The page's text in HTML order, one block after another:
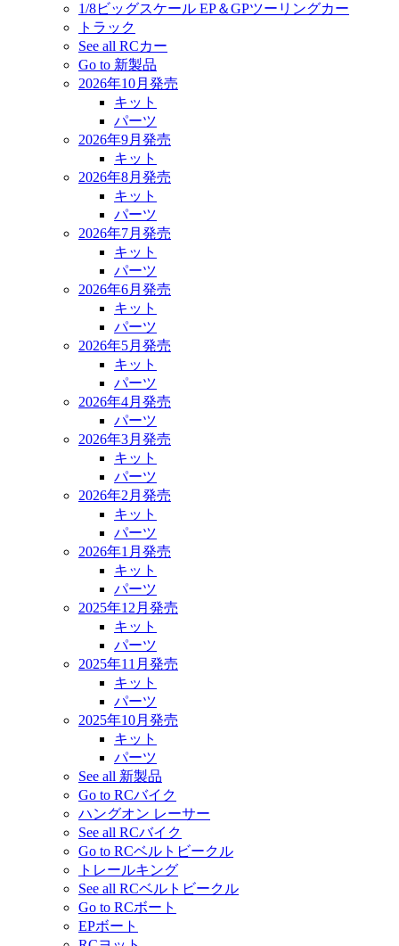
1/8ビッグスケール EP＆GPツーリングカー
トラック
See all RCカー
Go to 新製品
2026年10月発売
キット
パーツ
2026年9月発売
キット
2026年8月発売
キット
パーツ
2026年7月発売
キット
パーツ
2026年6月発売
キット
パーツ
2026年5月発売
キット
パーツ
2026年4月発売
パーツ
2026年3月発売
キット
パーツ
2026年2月発売
キット
パーツ
2026年1月発売
キット
パーツ
2025年12月発売
キット
パーツ
2025年11月発売
キット
パーツ
2025年10月発売
キット
パーツ
See all 新製品
Go to RCバイク
ハングオン レーサー
See all RCバイク
Go to RCベルトビークル
トレールキング
See all RCベルトビークル
Go to RCボート
EPボート